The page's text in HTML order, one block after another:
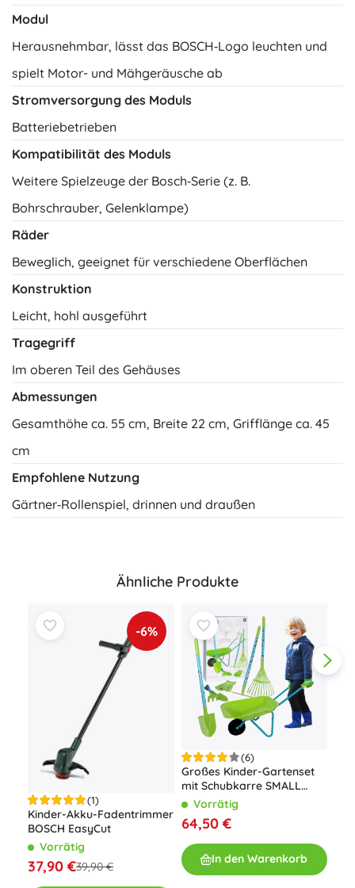
Modul
Herausnehmbar, lässt das BOSCH‑Logo leuchten und
spielt Motor- und Mähgeräusche ab
Stromversorgung des Moduls
Batteriebetrieben
Kompatibilität des Moduls
Weitere Spielzeuge der Bosch‑Serie (z. B.
Bohrschrauber, Gelenklampe)
Räder
Beweglich, geeignet für verschiedene Oberflächen
Konstruktion
Leicht, hohl ausgeführt
Tragegriff
Im oberen Teil des Gehäuses
Abmessungen
Gesamthöhe ca. 55 cm, Breite 22 cm, Grifflänge ca. 45
cm
Empfohlene Nutzung
Gärtner‑Rollenspiel, drinnen und draußen
Ähnliche Produkte
-6%
(1)
Kinder-Akku-Fadentrimmer
BOSCH EasyCut
Vorrätig
37,90 €39,90 €
(6)
Großes Kinder-Gartenset
mit Schubkarre SMALL
FOOT
Vorrätig
64,50 €
In den Warenkorb